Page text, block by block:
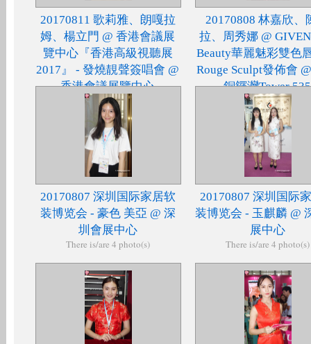
20170811 歌莉雅、朗嘎拉
姆、楊立門 @ 香港會議展
覽中心『香港高級視聽展
2017』 - 發燒靚聲簽唱會 @
香港會議展覽中心
There is/are 19 photo(s)
20170808 林嘉欣、
拉、周秀娜 @
Beauty華麗魅彩雙色
Rouge Sculpt發佈會
銅鑼灣Tower 535
There is/are 38 photo(s)
20170807 深圳国际家居软
装博览会 - 豪色 美亞 @ 深
圳會展中心
There is/are 4 photo(s)
20170807 深圳国际
装博览会 - 玉麒麟 @
展中心
There is/are 4 photo(s)